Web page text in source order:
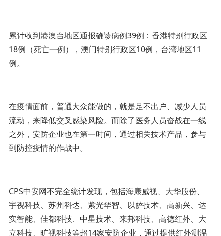
累计收到港澳台地区通报确诊病例39例：香港特别行政区
18例（死亡一例），澳门特别行政区10例，台湾地区11
例。
在疫情面前，普通大众能做的，就是足不出户、减少人员
流动，来降低交叉感染风险。而除了医务人员奋战在一线
之外，安防企业也在第一时间，通过相关技术产品，参与
到防控疫情的作战中。
CPS中安网不完全统计发现，包括海康威视、大华股份、
宇视科技、苏州科达、紫光华智、以萨技术、高新兴、达
实智能、佳都科技、中星技术、来邦科技、高德红外、大
立科技、旷视科技等超14家安防企业，通过提供红外测温